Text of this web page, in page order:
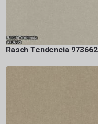
Rasch Tendencia 973662